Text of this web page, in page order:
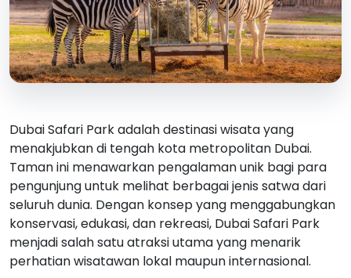
Dubai Safari Park adalah destinasi wisata yang
menakjubkan di tengah kota metropolitan Dubai.
Taman ini menawarkan pengalaman unik bagi para
pengunjung untuk melihat berbagai jenis satwa dari
seluruh dunia. Dengan konsep yang menggabungkan
konservasi, edukasi, dan rekreasi, Dubai Safari Park
menjadi salah satu atraksi utama yang menarik
perhatian wisatawan lokal maupun internasional.